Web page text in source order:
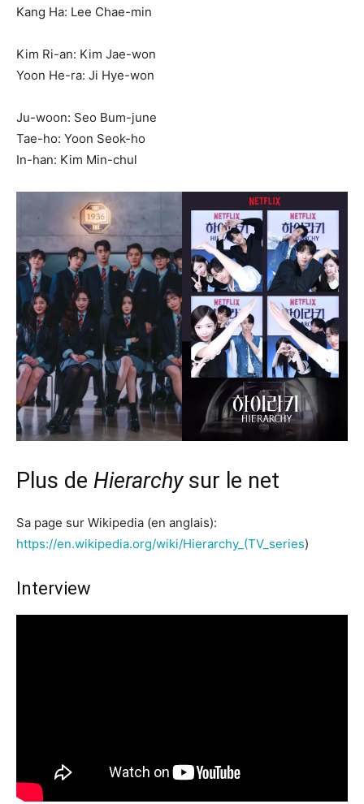
Kang Ha: Lee Chae-min
Kim Ri-an: Kim Jae-won
Yoon He-ra: Ji Hye-won
Ju-woon: Seo Bum-june
Tae-ho: Yoon Seok-ho
In-han: Kim Min-chul
Plus de Hierarchy sur le net
Sa page sur Wikipedia (en anglais):
https://en.wikipedia.org/wiki/Hierarchy_(TV_series)
Interview